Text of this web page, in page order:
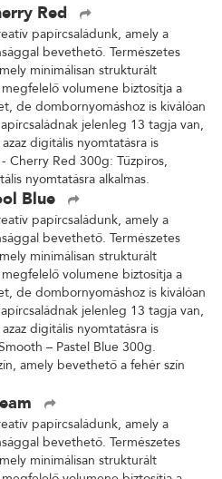
Red
papírcsaládunk, amely a
bevethető. Természetes
minimálisan strukturált
volumene biztosítja a
de dombornyomáshoz is kiválóan
jelenleg 13 tagja van,
digitális nyomtatásra is
Cherry Red 300g: Tűzpiros,
nyomtatásra alkalmas.
Blue
papírcsaládunk, amely a
bevethető. Természetes
minimálisan strukturált
volumene biztosítja a
de dombornyomáshoz is kiválóan
jelenleg 13 tagja van,
digitális nyomtatásra is
– Pastel Blue 300g.
amely bevethető a fehér szín
papírcsaládunk, amely a
bevethető. Természetes
minimálisan strukturált